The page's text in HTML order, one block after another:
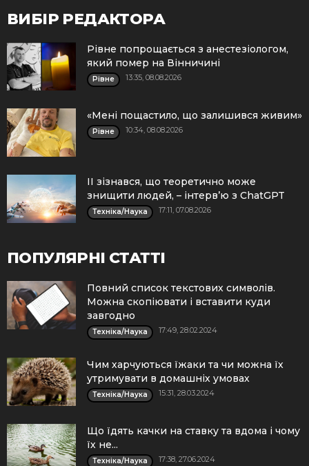
ВИБІР РЕДАКТОРА
Рівне попрощається з анестезіологом,
який помер на Вінничині
Рівне 13:35, 08.08.2026
«Мені пощастило, що залишився живим»
Рівне 10:34, 08.08.2026
ІІ зізнався, що теоретично може
знищити людей, – інтерв’ю з ChatGPT
Техніка/Наука 17:11, 07.08.2026
ПОПУЛЯРНІ СТАТТІ
Повний список текстових символів.
Можна скопіювати і вставити куди
завгодно
Техніка/Наука 17:49, 28.02.2024
Чим харчуються їжаки та чи можна їх
утримувати в домашніх умовах
Техніка/Наука 15:31, 28.03.2024
Що їдять качки на ставку та вдома і чому
їх не...
Техніка/Наука 17:38, 27.06.2024